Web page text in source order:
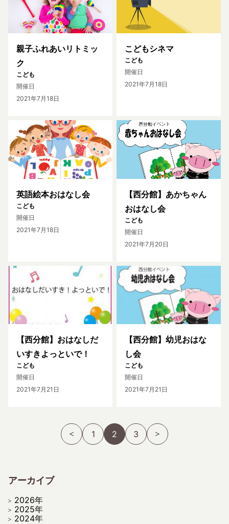
親子ふれあいリトミッ
ク
こども
開催日
2021年7月18日
こどもシネマ
こども
開催日
2021年7月18日
英語絵本おはなし会
こども
開催日
2021年7月18日
【西分館】あかちゃん
おはなし会
こども
開催日
2021年7月20日
【西分館】おはなしだ
いすきよっといで！
こども
開催日
2021年7月21日
【西分館】幼児おはな
し会
こども
開催日
2021年7月21日
1 2 3
アーカイブ
2026年
2025年
2024年